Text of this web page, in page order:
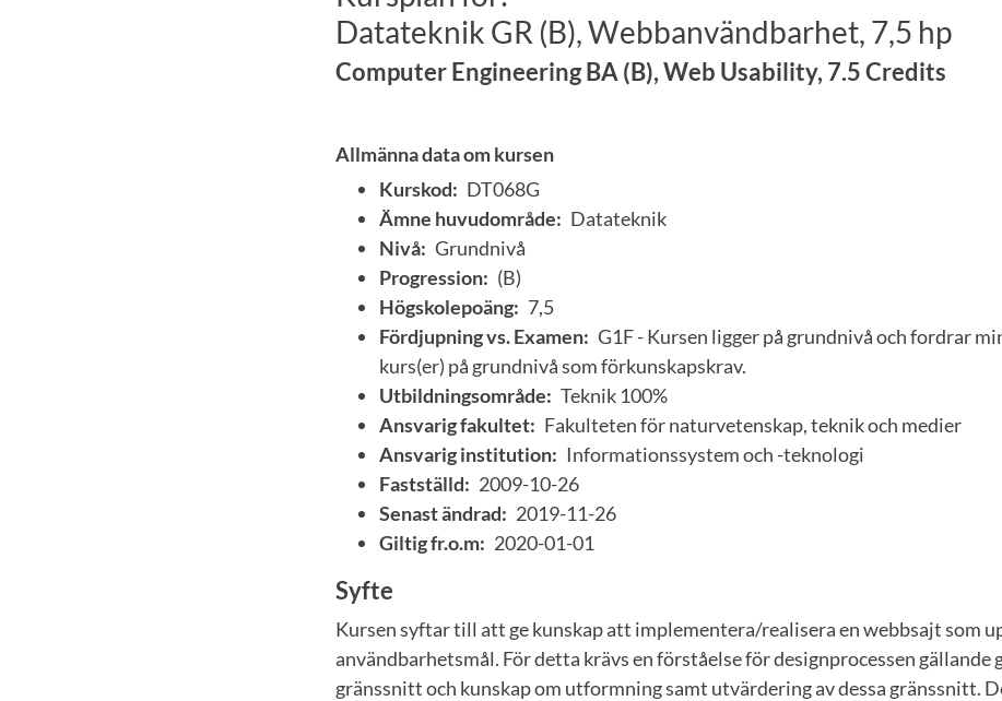
Datateknik GR (B), Webbanvändbarhet, 7,5 hp
Computer Engineering BA (B), Web Usability, 7.5 Credits
Allmänna data om kursen
Kurskod: DT068G
Ämne huvudområde: Datateknik
Nivå: Grundnivå
Progression: (B)
Högskolepoäng: 7,5
Fördjupning vs. Examen: G1F - Kursen ligger på grundnivå och fordrar
kurs(er) på grundnivå som förkunskapskrav.
Utbildningsområde: Teknik 100%
Ansvarig fakultet: Fakulteten för naturvetenskap, teknik och medier
Ansvarig institution: Informationssystem och -teknologi
Fastställd: 2009-10-26
Senast ändrad: 2019-11-26
Giltig fr.o.m: 2020-01-01
Syfte
Kursen syftar till att ge kunskap att implementera/realisera en webbsajt som
användbarhetsmål. För detta krävs en förståelse för designprocessen gällande
gränssnitt och kunskap om utformning samt utvärdering av dessa gränssnitt.